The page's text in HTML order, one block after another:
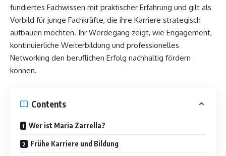
fundiertes Fachwissen mit praktischer Erfahrung und gilt als
Vorbild für junge Fachkräfte, die ihre Karriere strategisch
aufbauen möchten. Ihr Werdegang zeigt, wie Engagement,
kontinuierliche Weiterbildung und professionelles
Networking den beruflichen Erfolg nachhaltig fördern
können.
Contents
Wer ist Maria Zarrella?
Frühe Karriere und Bildung